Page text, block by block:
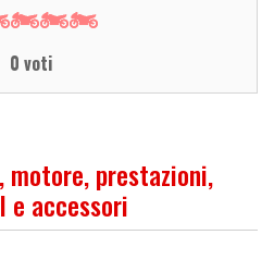
0 voti
prestazioni,
e accessori